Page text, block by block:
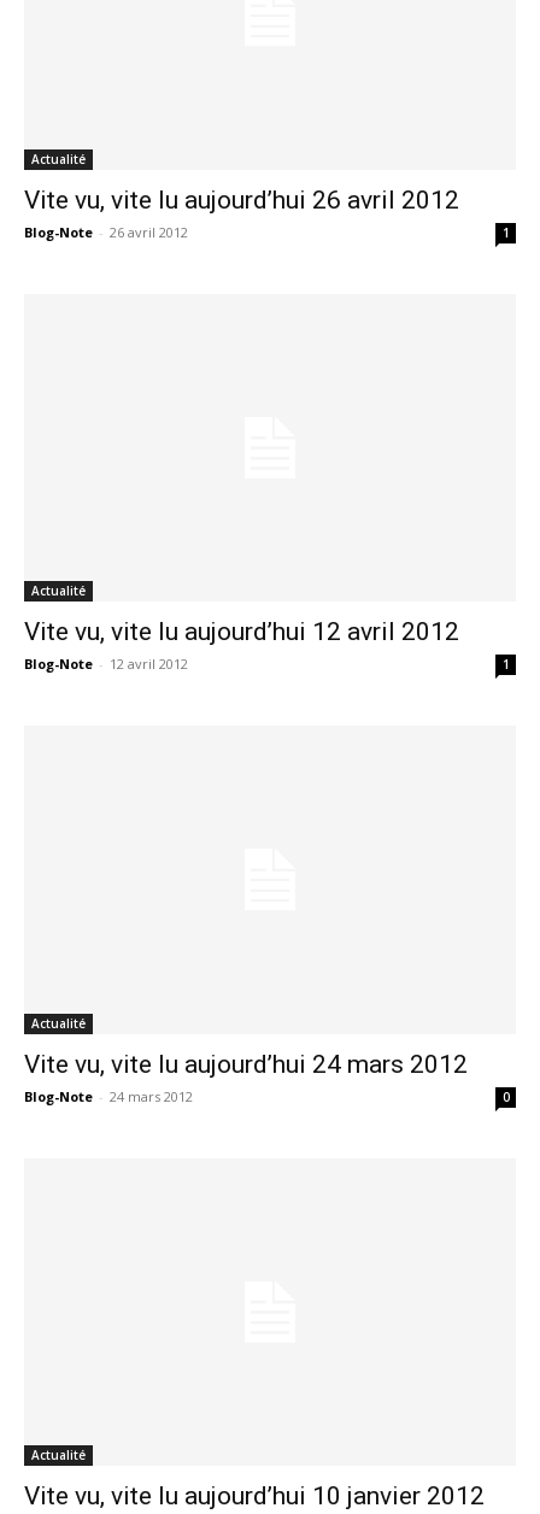
Actualité
Vite vu, vite lu aujourd’hui 26 avril 2012
Blog-Note - 26 avril 2012 1
Actualité
Vite vu, vite lu aujourd’hui 12 avril 2012
Blog-Note - 12 avril 2012 1
Actualité
Vite vu, vite lu aujourd’hui 24 mars 2012
Blog-Note - 24 mars 2012 0
Actualité
Vite vu, vite lu aujourd’hui 10 janvier 2012